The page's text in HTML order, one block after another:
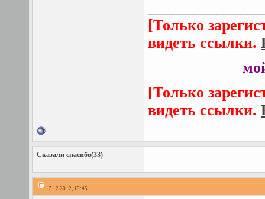
[Только
видеть ссылки.
[Только
видеть ссылки.
Сказали спасибо(33)
17.12.2012, 15:45